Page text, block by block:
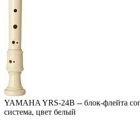
YAMAHA YRS-24B -- блок-флейта
система, цвет белый